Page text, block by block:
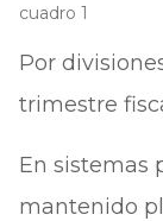
cuadro 1
Por
trimestre
En sistemas
mantenido